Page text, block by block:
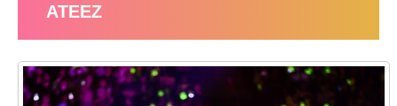
ATEEZ